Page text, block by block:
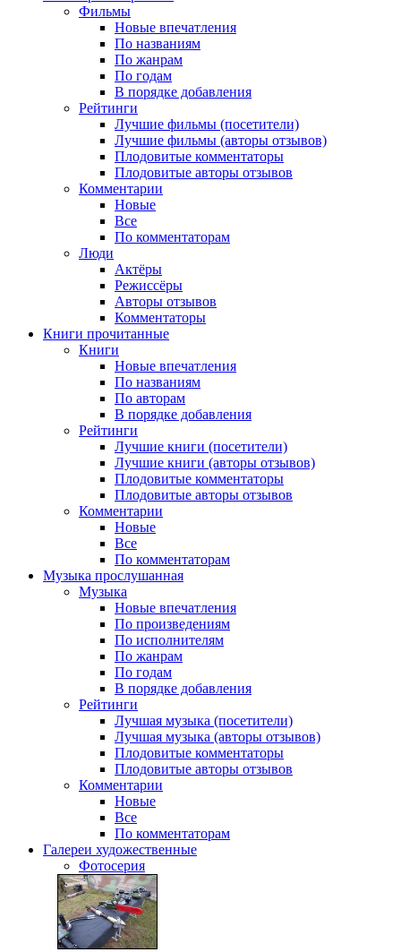
Фильмы
Новые впечатления
По названиям
По жанрам
По годам
В порядке добавления
Рейтинги
Лучшие фильмы (посетители)
Лучшие фильмы (авторы отзывов)
Плодовитые комментаторы
Плодовитые авторы отзывов
Комментарии
Новые
Все
По комментаторам
Люди
Актёры
Режиссёры
Авторы отзывов
Комментаторы
Книги прочитанные
Книги
Новые впечатления
По названиям
По авторам
В порядке добавления
Рейтинги
Лучшие книги (посетители)
Лучшие книги (авторы отзывов)
Плодовитые комментаторы
Плодовитые авторы отзывов
Комментарии
Новые
Все
По комментаторам
Музыка прослушанная
Музыка
Новые впечатления
По произведениям
По исполнителям
По жанрам
По годам
В порядке добавления
Рейтинги
Лучшая музыка (посетители)
Лучшая музыка (авторы отзывов)
Плодовитые комментаторы
Плодовитые авторы отзывов
Комментарии
Новые
Все
По комментаторам
Галереи художественные
Фотосерия